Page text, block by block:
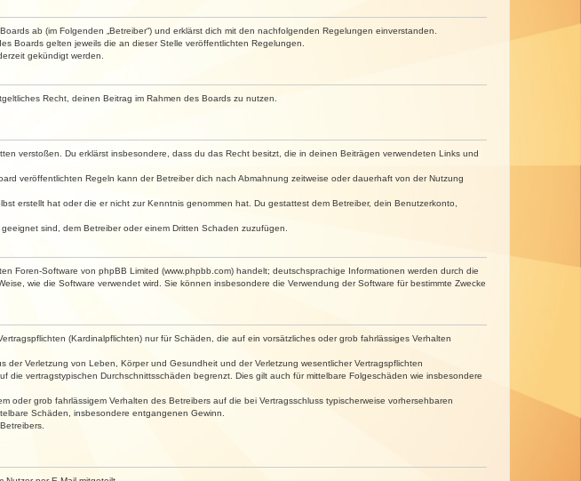
ab (im Folgenden „Betreiber“) und erklärst dich mit den nachfolgenden Regelungen einverstanden.
Boards gelten jeweils die an dieser Stelle veröffentlichten Regelungen.
gekündigt werden.
Recht, deinen Beitrag im Rahmen des Boards zu nutzen.
verstoßen. Du erklärst insbesondere, dass du das Recht besitzt, die in deinen Beiträgen verwendeten Links und
veröffentlichten Regeln kann der Betreiber dich nach Abmahnung zeitweise oder dauerhaft von der Nutzung
erstellt hat oder die er nicht zur Kenntnis genommen hat. Du gestattest dem Betreiber, dein Benutzerkonto,
sind, dem Betreiber oder einem Dritten Schaden zuzufügen.
Foren-Software von phpBB Limited (www.phpbb.com) handelt; deutschsprachige Informationen werden durch die
wie die Software verwendet wird. Sie können insbesondere die Verwendung der Software für bestimmte Zwecke
(Kardinalpflichten) nur für Schäden, die auf ein vorsätzliches oder grob fahrlässiges Verhalten
Verletzung von Leben, Körper und Gesundheit und der Verletzung wesentlicher Vertragspflichten
vertragstypischen Durchschnittsschäden begrenzt. Dies gilt auch für mittelbare Folgeschäden wie insbesondere
grob fahrlässigem Verhalten des Betreibers auf die bei Vertragsschluss typischerweise vorhersehbaren
Schäden, insbesondere entgangenen Gewinn.